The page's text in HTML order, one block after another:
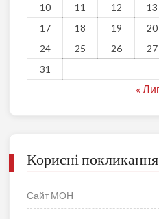
10
11 12 13
17
18 19 20
24
25 26 27
31
«
Корисні покликання
Сайт МОН